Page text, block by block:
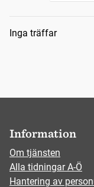
Inga träffar
Information
Om tjänsten
Alla tidningar A-Ö
Hantering av